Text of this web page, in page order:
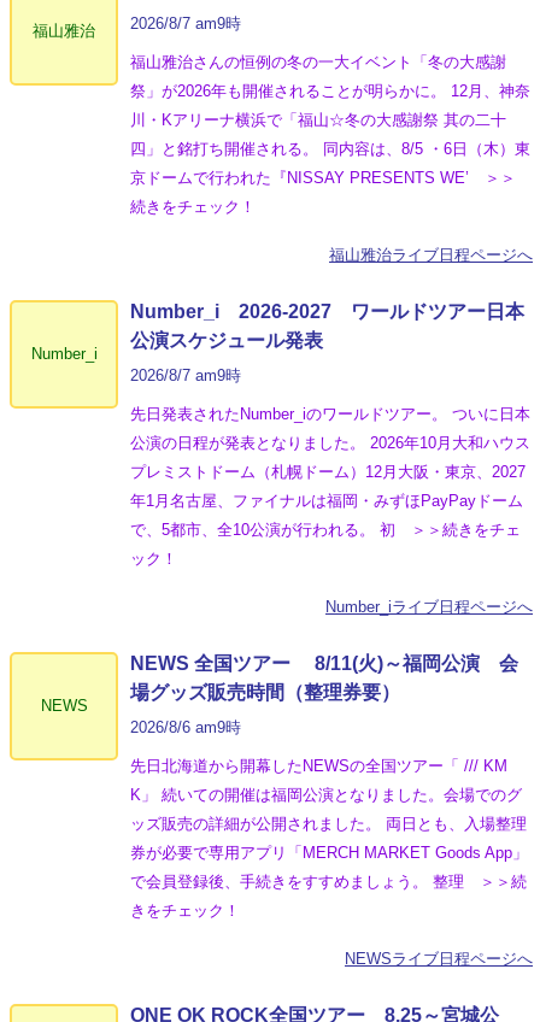
福山雅治 2026/8/7 am9時
福山雅治さんの恒例の冬の一大イベント「冬の⼤感謝
祭」が2026年も開催されることが明らかに。 12月、神奈
川・Kアリーナ横浜で「福山☆冬の大感謝祭 其の二十
四」と銘打ち開催される。 同内容は、8/5 ・6日（木）東
京ドームで行われた『NISSAY PRESENTS WE’ ＞＞
続きをチェック！
福山雅治ライブ日程ページへ
Number_i
Number_i 2026‐2027 ワールドツアー日本
公演スケジュール発表
2026/8/7 am9時
先日発表されたNumber_iのワールドツアー。 ついに日本
公演の日程が発表となりました。 2026年10月大和ハウス
プレミストドーム（札幌ドーム）12月大阪・東京、2027
年1月名古屋、ファイナルは福岡・みずほPayPayドーム
で、5都市、全10公演が行われる。 初 ＞＞続きをチェ
ック！
Number_iライブ日程ページへ
NEWS
NEWS 全国ツアー 8/11(火)～福岡公演 会
場グッズ販売時間（整理券要）
2026/8/6 am9時
先日北海道から開幕したNEWSの全国ツアー「 /// KM
K」 続いての開催は福岡公演となりました。会場でのグ
ッズ販売の詳細が公開されました。 両日とも、入場整理
券が必要で専用アプリ「MERCH MARKET Goods App」
で会員登録後、手続きをすすめましょう。 整理 ＞＞続
きをチェック！
NEWSライブ日程ページへ
ONE OK ROCK全国ツアー 8.25～宮城公